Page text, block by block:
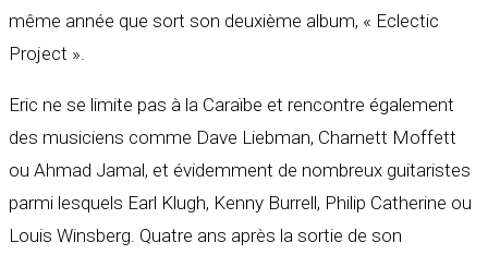
même année que sort son deuxième album, « Eclectic
Project ».
Eric ne se limite pas à la Caraïbe et rencontre également
des musiciens comme Dave Liebman, Charnett Moffett
ou Ahmad Jamal, et évidemment de nombreux guitaristes
parmi lesquels Earl Klugh, Kenny Burrell, Philip Catherine ou
Louis Winsberg. Quatre ans après la sortie de son